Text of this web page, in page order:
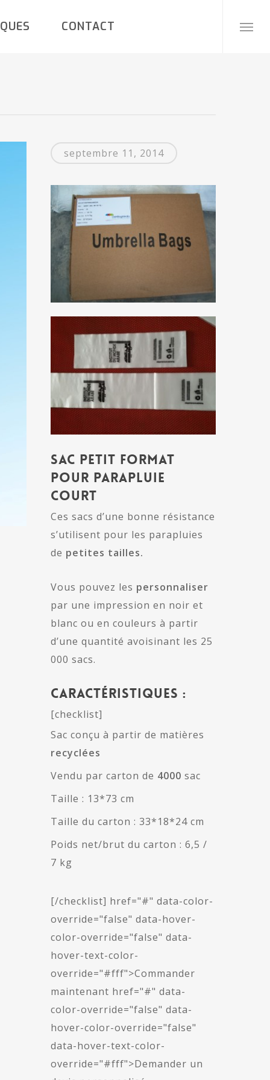
CONTACT Menu
septembre 11, 2014
Sac petit format
pour parapluie
court
Ces sacs d’une bonne résistance
s’utilisent pour les parapluies
de petites tailles.
Vous pouvez les personnaliser
par une impression en noir et
blanc ou en couleurs à partir
d’une quantité avoisinant les 25
000 sacs.
Caractéristiques :
[checklist]
Sac conçu à partir de matières
recyclées
Vendu par carton de 4000 sac
Taille : 13*73 cm
Taille du carton : 33*18*24 cm
Poids net/brut du carton : 6,5 /
7 kg
[/checklist] href="#" data-color-
override="false" data-hover-
color-override="false" data-
hover-text-color-
override="#fff">Commander
maintenant href="#" data-
color-override="false" data-
hover-color-override="false"
data-hover-text-color-
override="#fff">Demander un